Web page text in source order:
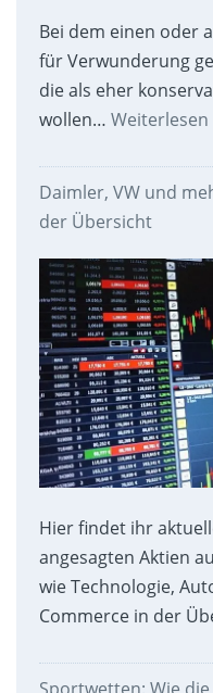
Bei dem einen oder
für Verwunderung
die als eher
wollen… Weiterlesen
Daimler, VW und
der Übersicht
Hier findet ihr
angesagten Aktien
wie Technologie,
Commerce in der